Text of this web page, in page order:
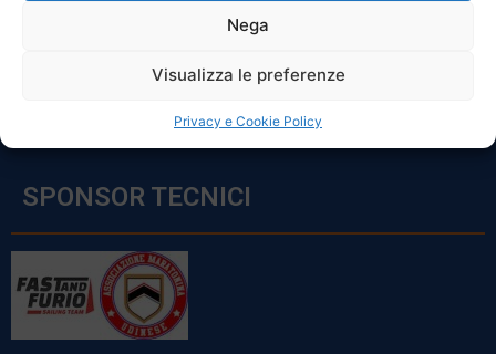
Nega
Visualizza le preferenze
Privacy e Cookie Policy
Sabato: 8:00 – 12:00
SPONSOR TECNICI